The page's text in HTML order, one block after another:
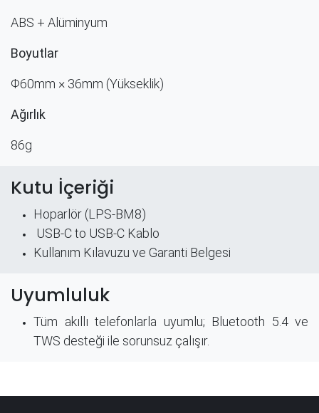
ABS + Alüminyum
Boyutlar
Φ60mm × 36mm (Yükseklik)
Ağırlık
86g ​
Kutu İçeriği
Hoparlör (LPS-BM8)
USB-C to USB-C Kablo
Kullanım Kılavuzu​ ve Garanti Belgesi
Uyumluluk
Tüm akıllı telefonlarla uyumlu; Bluetooth 5.4 ve
TWS desteği ile sorunsuz çalışır.